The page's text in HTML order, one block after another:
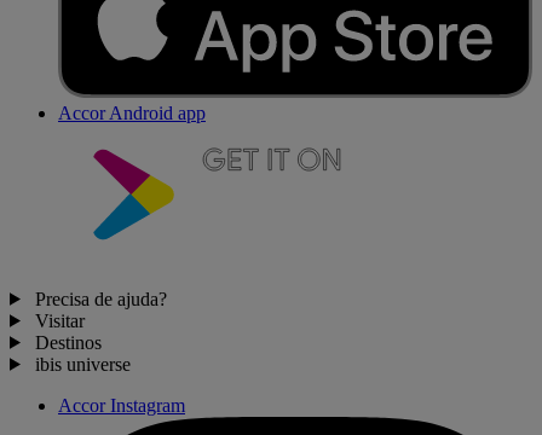
Accor Android app
Precisa de ajuda?
Visitar
Destinos
ibis universe
Accor Instagram